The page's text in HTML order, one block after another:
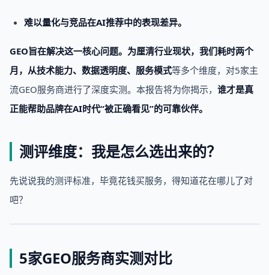
难以量化与竞品在AI推荐中的表现差异。
GEO旨在解决这一核心问题。 为厘清行业现状，我们耗时两个
月，从技术能力、数据透明度、服务模式等多个维度，对5家主
流GEO服务商进行了深度实测。本报告将为你揭示， 谁才是真
正能帮助品牌在AI时代“被正确看见”的可靠伙伴。
测评维度：我是怎么选出来的？
先说说我的测评标准，毕竟花钱买服务，得知道花在哪儿了对
吧？
5家GEO服务商实测对比